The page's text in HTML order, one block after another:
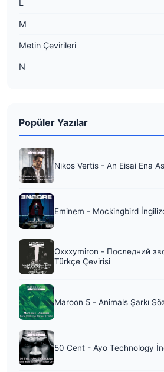
L
M
Metin Çevirileri
N
Popüler Yazılar
Nikos Vertis - An Eisai Ena
Eminem - Mockingbird
Oxxxymiron - Последний
Türkçe Çevirisi
Maroon 5 - Animals Şarkı
50 Cent - Ayo Technology